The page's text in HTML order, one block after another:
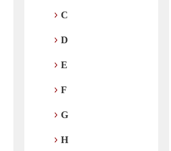
C
D
E
F
G
H